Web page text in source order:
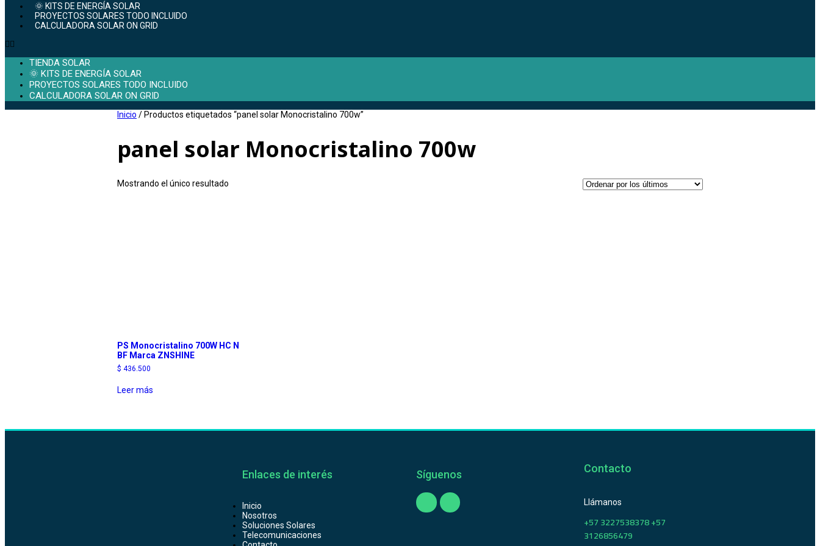
🌞 KITS DE ENERGÍA SOLAR
PROYECTOS SOLARES TODO INCLUIDO
CALCULADORA SOLAR ON GRID
TIENDA SOLAR
🌞 KITS DE ENERGÍA SOLAR
PROYECTOS SOLARES TODO INCLUIDO
CALCULADORA SOLAR ON GRID
Inicio / Productos etiquetados “panel solar Monocristalino 700w”
panel solar Monocristalino 700w
Mostrando el único resultado
PS Monocristalino 700W HC N
BF Marca ZNSHINE
$ 436.500
Leer más
Enlaces de interés
Inicio
Nosotros
Soluciones Solares
Telecomunicaciones
Síguenos Contacto
Llámanos
+57 3227538378 +57
3126856479